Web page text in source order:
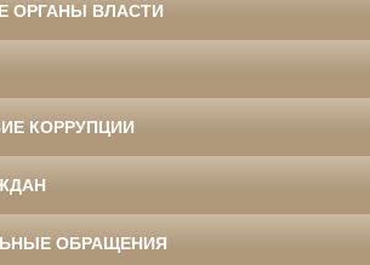
ОРГАНЫ ВЛАСТИ
КОРРУПЦИИ
ОБРАЩЕНИЯ